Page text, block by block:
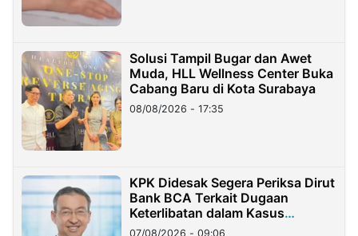
Solusi Tampil Bugar dan Awet
Muda, HLL Wellness Center Buka
Cabang Baru di Kota Surabaya
08/08/2026 - 17:35
KPK Didesak Segera Periksa Dirut
Bank BCA Terkait Dugaan
Keterlibatan dalam Kasus
Hilangnya Dana Nasabah Rp2,58
07/08/2026 - 09:06